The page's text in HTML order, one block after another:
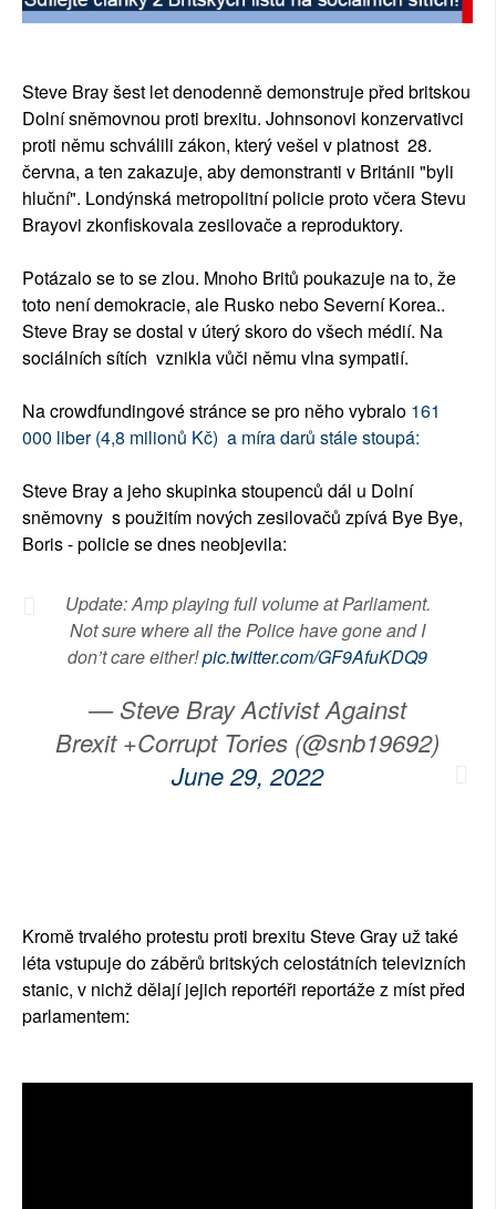
SOCIÁLNÍ SÍTĚ
PLNÁ VERZE STRÁNEK
Steve Bray šest let denodenně demonstruje před britskou
Dolní sněmovnou proti brexitu. Johnsonovi konzervativci
proti němu schválili zákon, který vešel v platnost 28.
června, a ten zakazuje, aby demonstranti v Británii "byli
hluční". Londýnská metropolitní policie proto včera Stevu
Brayovi zkonfiskovala zesilovače a reproduktory.
Potázalo se to se zlou. Mnoho Britů poukazuje na to, že
toto není demokracie, ale Rusko nebo Severní Korea..
Steve Bray se dostal v úterý skoro do všech médií. Na
sociálních sítích vznikla vůči němu vlna sympatií.
Na crowdfundingové stránce se pro něho vybralo 161
000 liber (4,8 milionů Kč) a míra darů stále stoupá:
Steve Bray a jeho skupinka stoupenců dál u Dolní
sněmovny s použitím nových zesilovačů zpívá Bye Bye,
Boris - policie se dnes neobjevila:
Update: Amp playing full volume at Parliament.
Not sure where all the Police have gone and I
don’t care either!pic.twitter.com/GF9AfuKDQ9
— Steve Bray Activist Against
Brexit +Corrupt Tories (@snb19692)
June 29, 2022
Kromě trvalého protestu proti brexitu Steve Gray už také
léta vstupuje do záběrů britských celostátních televizních
stanic, v nichž dělají jejich reportéři reportáže z míst před
parlamentem: